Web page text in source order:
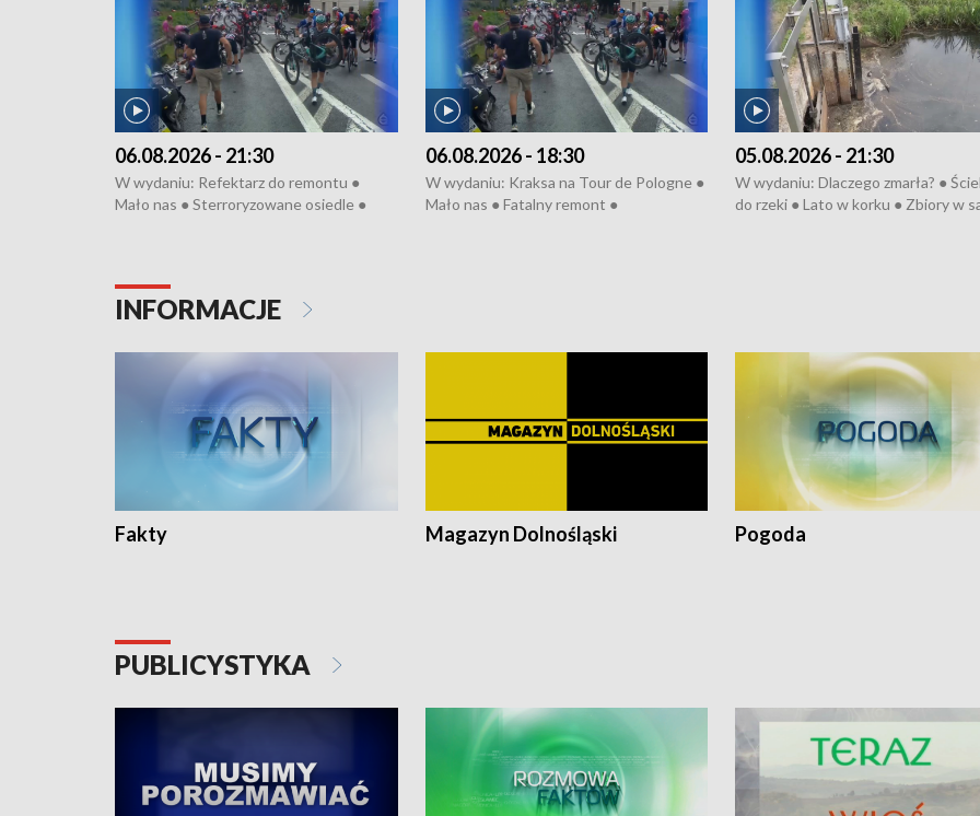
06.08.2026 - 21:30
W wydaniu: Refektarz do remontu ●
Mało nas ● Sterroryzowane osiedle ●
Pologne
06.08.2026 - 18:30
W wydaniu: Kraksa na Tour de Pologne ●
Mało nas ● Fatalny remont ●
05.08.2026 - 21:30
W wydaniu: Dlaczego zmarła? ●
do rzeki ● Lato w korku ● Zbiory w
INFORMACJE
Fakty Magazyn Dolnośląski Pogoda
PUBLICYSTYKA